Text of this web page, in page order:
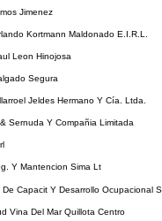
Jimenez
Kortmann Maldonado E.I.R.L.
Leon Hinojosa
Segura
Jeldes Hermano Y Cía. Ltda.
Sernuda Y Compañia Limitada
Y Mantencion Sima Lt
De Capacit Y Desarrollo Ocupacional
Vina Del Mar Quillota Centro